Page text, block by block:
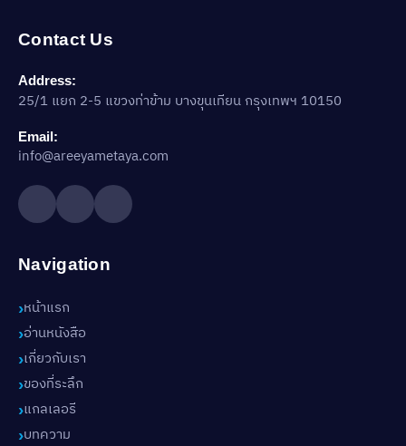
Contact Us
Address:
25/1 แยก 2-5 แขวงท่าข้าม บางขุนเทียน กรุงเทพฯ 10150
Email:
info@areeyametaya.com
Navigation
หน้าแรก
อ่านหนังสือ
เกี่ยวกับเรา
ของที่ระลึก
แกลเลอรี
บทความ